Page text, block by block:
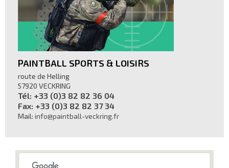
PAINTBALL SPORTS & LOISIRS
route de Helling
57920 VECKRING
Tél: +33 (0)3 82 82 36 04
Fax: +33 (0)3 82 82 37 34
Mail: info@paintball-veckring.fr